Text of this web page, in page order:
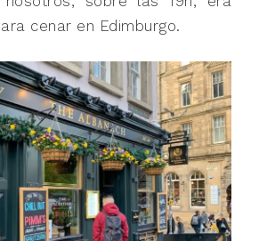
cenar en Edimburgo.